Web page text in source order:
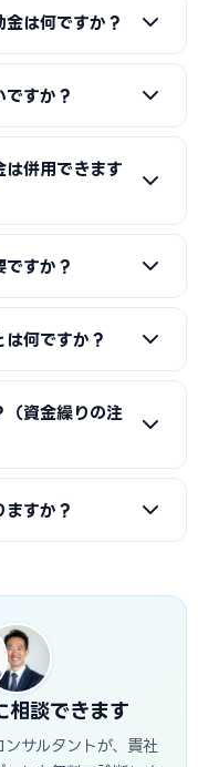
が大きく変わりま
子申請）の操作、採
受けられます。本業に
は何ですか？
助金」「小規模事
金・助成金が活用で
の補助金制度」「国
ださい。
すか？
成功報酬（採択額
成功報酬型の事務所
ましょう。当サイト
を無料でご紹介して
は併用できます
、対象経費を「設備
費項目について両方
分の計画は事前に専門
すか？
算書（直近2期分）、
認定等）も求められ
不備チェックを代行
何ですか？
すこと、②課題・解
と、③事業の革新性と
計画書ほど高く評価
門的に支援します。
（資金繰りの注
です。採択後にいっ
すか？
れるため、申請から
です。大津市独自の
合があるため、早め
相談できます
サルタントが、貴社